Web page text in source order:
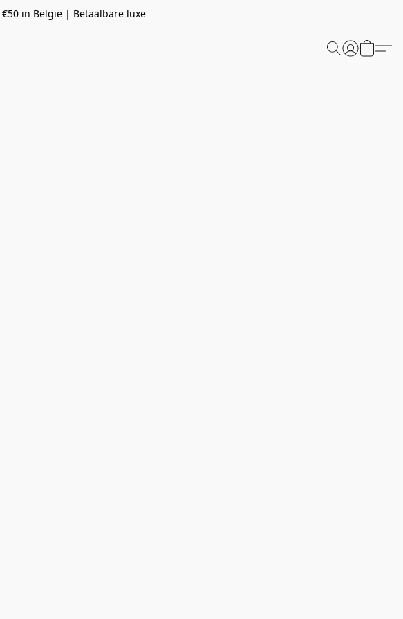
€50 in België | Betaalbare luxe